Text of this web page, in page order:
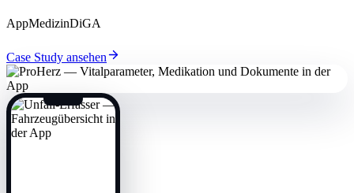
AppMedizinDiGA
Case Study ansehen